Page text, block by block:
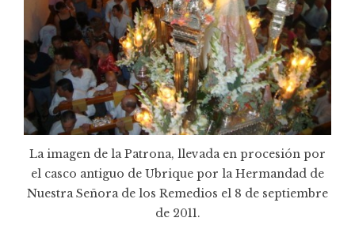
La imagen de la Patrona, llevada en procesión por
el casco antiguo de Ubrique por la Hermandad de
Nuestra Señora de los Remedios el 8 de septiembre
de 2011.